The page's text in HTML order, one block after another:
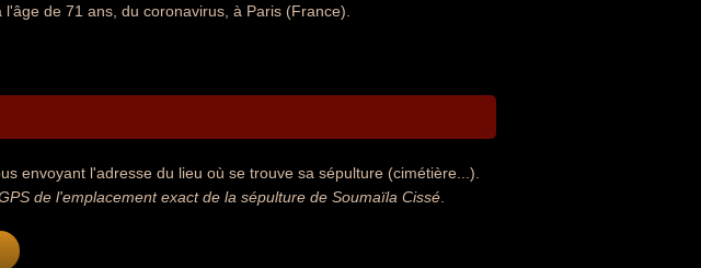
de 71 ans, du coronavirus, à Paris (France).
envoyant l'adresse du lieu où se trouve sa sépulture (cimétière...).
de l'emplacement exact de la sépulture de Soumaïla Cissé